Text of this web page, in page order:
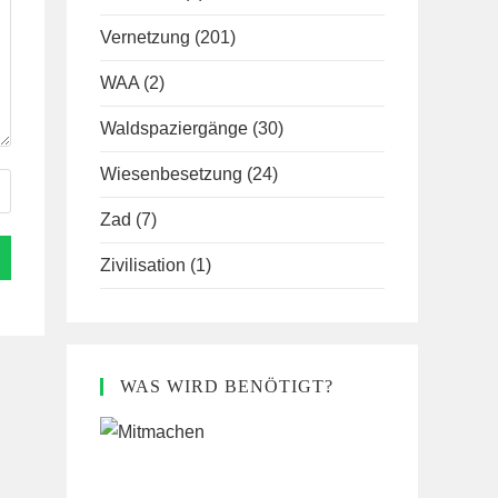
Vernetzung (201)
WAA (2)
Waldspaziergänge (30)
Wiesenbesetzung (24)
Zad (7)
Zivilisation (1)
WAS WIRD BENÖTIGT?